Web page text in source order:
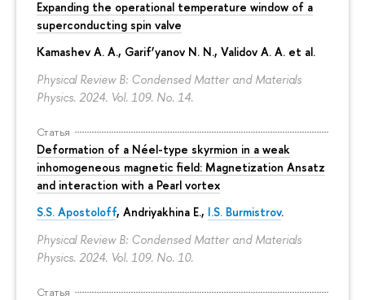
Expanding the operational temperature window of a
superconducting spin valve
Kamashev A. A., Garif’yanov N. N., Validov A. A. et al.
Physical Review B: Condensed Matter and Materials
Physics. 2024. Vol. 109. No. 14.
Статья
Deformation of a Néel-type skyrmion in a weak
inhomogeneous magnetic field: Magnetization Ansatz
and interaction with a Pearl vortex
S.S. Apostoloff, Andriyakhina E., I.S. Burmistrov.
Physical Review B: Condensed Matter and Materials
Physics. 2024. Vol. 109. No. 10.
Статья